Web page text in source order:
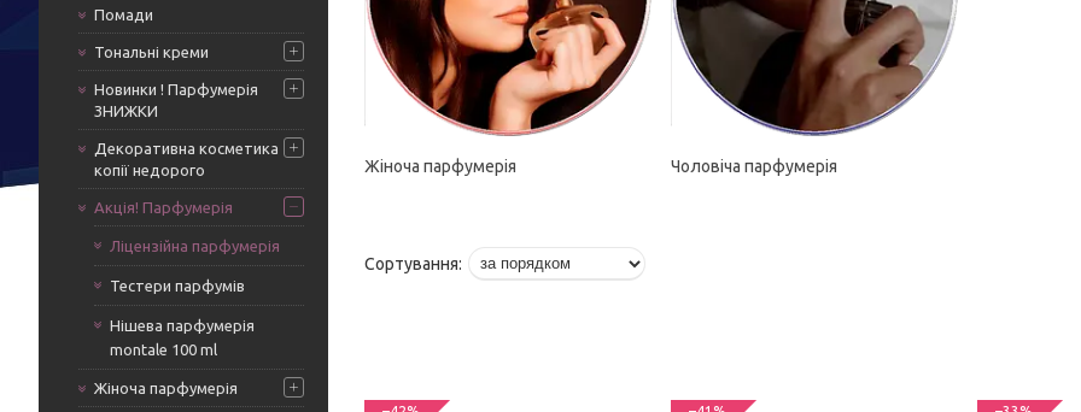
Помади
Тональні креми
Новинки ! Парфумерія
ЗНИЖКИ
Декоративна косметика
копії недорого
Акція! Парфумерія
Ліцензійна парфумерія
Тестери парфумів
Нішева парфумерія
montale 100 ml
Жіноча парфумерія
Жіноча парфумерія Чоловіча парфумерія